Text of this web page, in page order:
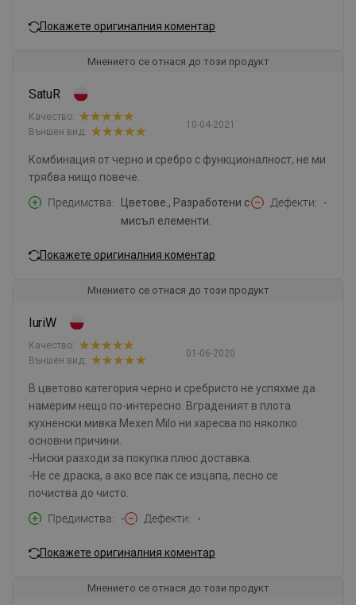
Покажете оригиналния коментар
Мнението се отнася до този продукт
SatuR
10-04-2021
Качество:
Външен вид:
Комбинация от черно и сребро с функционалност, не ми
трябва нищо повече.
Предимства
Цветове., Разработени с
мисъл елементи.
Дефекти -
Покажете оригиналния коментар
Мнението се отнася до този продукт
IuriW
01-06-2020
Качество:
Външен вид:
В цветово категория черно и сребристо не успяхме да
намерим нещо по-интересно. Вграденият в плота
кухненски мивка Mexen Milo ни харесва по няколко
основни причини.
-Ниски разходи за покупка плюс доставка.
-Не се драска, а ако все пак се изцапа, лесно се
почиства до чисто.
Предимства
- Дефекти -
Покажете оригиналния коментар
Мнението се отнася до този продукт